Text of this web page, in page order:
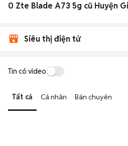
Siêu thị điện tử
Tin có video
Tất cả Cá nhân Bán chuyên